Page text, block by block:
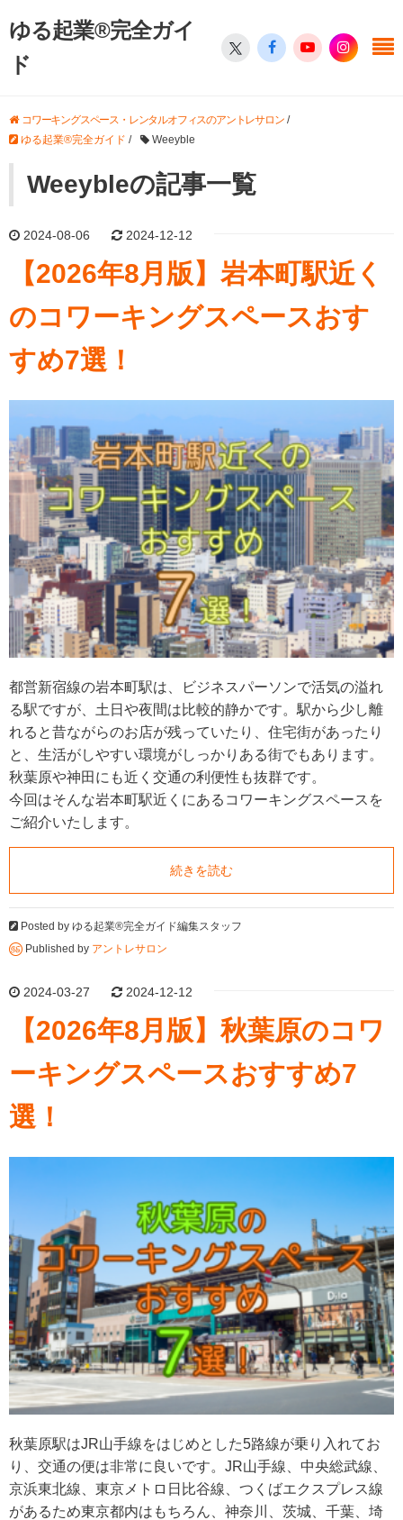
ゆる起業®完全ガイ
ド
コワーキングスペース・レンタルオフィスのアントレサロン/
ゆる起業®完全ガイド / Weeyble
Weeybleの記事一覧
2024-08-06 2024-12-12
【2026年8月版】岩本町駅近く
のコワーキングスペースおす
すめ7選！
都営新宿線の岩本町駅は、ビジネスパーソンで活気の溢れ
る駅ですが、土日や夜間は比較的静かです。駅から少し離
れると昔ながらのお店が残っていたり、住宅街があったり
と、生活がしやすい環境がしっかりある街でもあります。
秋葉原や神田にも近く交通の利便性も抜群です。
今回はそんな岩本町駅近くにあるコワーキングスペースを
ご紹介いたします。
続きを読む
Posted by ゆる起業®完全ガイド編集スタッフ
Published by アントレサロン
2024-03-27 2024-12-12
【2026年8月版】秋葉原のコワ
ーキングスペースおすすめ7
選！
秋葉原駅はJR山手線をはじめとした5路線が乗り入れてお
り、交通の便は非常に良いです。JR山手線、中央総武線、
京浜東北線、東京メトロ日比谷線、つくばエクスプレス線
があるため東京都内はもちろん、神奈川、茨城、千葉、埼